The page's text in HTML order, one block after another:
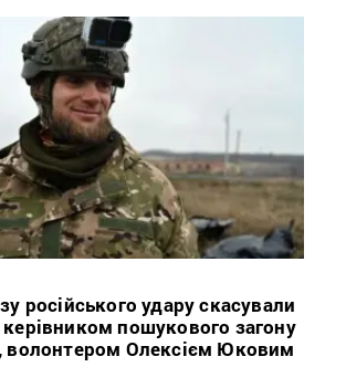
російського удару скасували
пошукового загону
волонтером Олексієм Юковим